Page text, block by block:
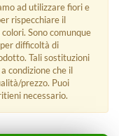
ad utilizzare fiori e
rispecchiare il
Sono comunque
difficoltà di
Tali sostituzioni
condizione che il
prezzo. Puoi
necessario.